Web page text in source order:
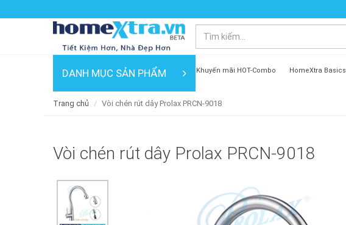
DANH MỤC SẢN PHẨM Khuyến mãi HOT-Combo HomeXtra Basics
Trang chủ Vòi chén rút dây Prolax PRCN-9018
Vòi chén rút dây Prolax PRCN-9018